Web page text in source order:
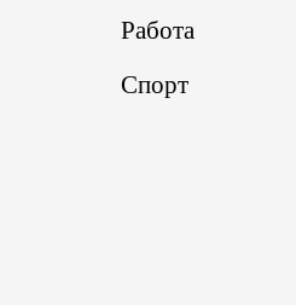
Работа
Спорт